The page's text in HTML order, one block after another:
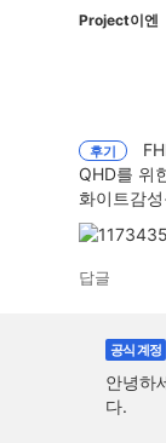
Project이엔
후기
QHD를 위
화이트감
답글
공식 계정
안녕하
다.